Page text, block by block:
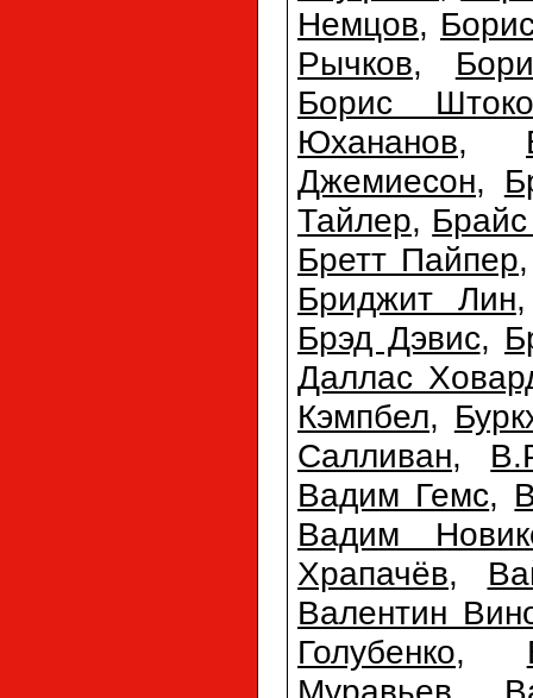
Немцов,
Рычков,
Борис
Юхананов,
Джемиесон,
Тайлер,
Бретт Пайпер
Бриджит Лин
Брэд Дэвис,
Даллас
Кэмпбел,
Салливан,
Вадим Гемс,
Вадим
Храпачёв,
Валентин
Голубенко,